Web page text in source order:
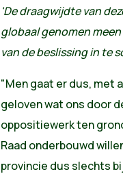
'De draagwijdte van
globaal genomen
van de beslissing in te
"Men gaat er dus, met
geloven wat ons door
oppositiewerk ten
Raad onderbouwd
provincie dus slechts